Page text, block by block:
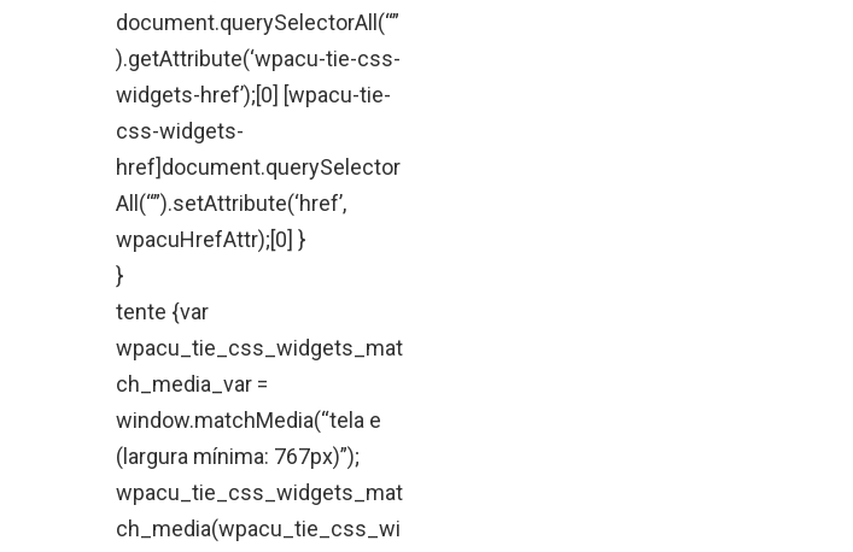
document.querySelectorAll(“”
).getAttribute(‘wpacu-tie-css-
widgets-href’);[0] [wpacu-tie-
css-widgets-
href]document.querySelector
All(“”).setAttribute(‘href’,
wpacuHrefAttr);[0] }
}
tente {var
wpacu_tie_css_widgets_mat
ch_media_var =
window.matchMedia(“tela e
(largura mínima: 767px)”);
wpacu_tie_css_widgets_mat
ch_media(wpacu_tie_css_wi